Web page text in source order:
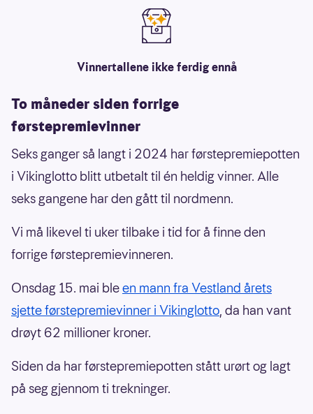
Vinnertallene ikke ferdig ennå
To måneder siden forrige
førstepremievinner
Seks ganger så langt i 2024 har førstepremiepotten
i Vikinglotto blitt utbetalt til én heldig vinner. Alle
seks gangene har den gått til nordmenn.
Vi må likevel ti uker tilbake i tid for å finne den
forrige førstepremievinneren.
Onsdag 15. mai bleen mann fra Vestland årets
sjette førstepremievinner i Vikinglotto, da han vant
drøyt 62 millioner kroner.
Siden da har førstepremiepotten stått urørt og lagt
på seg gjennom ti trekninger.